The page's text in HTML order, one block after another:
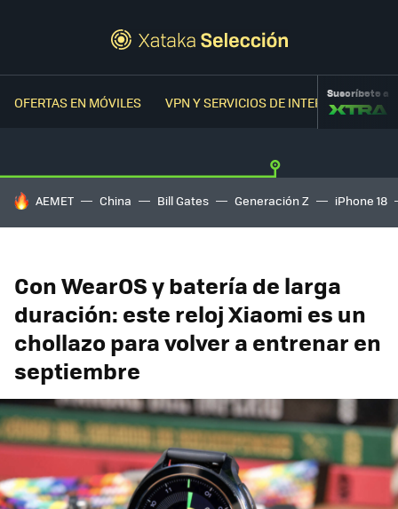
OFERTAS EN MÓVILES VPN Y SERVICIOS DE INTERNETSuscríbete a
HOY SE HABLA DE
AEMET China Bill Gates Generación Z iPhone 18
Con WearOS y batería de larga
duración: este reloj Xiaomi es un
chollazo para volver a entrenar en
septiembre